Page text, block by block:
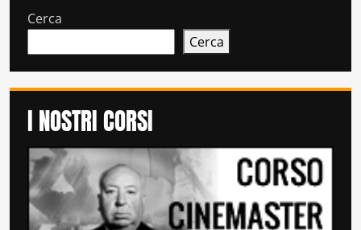
Cerca
Cerca
I NOSTRI CORSI